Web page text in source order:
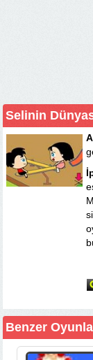
Selinin
Benzer